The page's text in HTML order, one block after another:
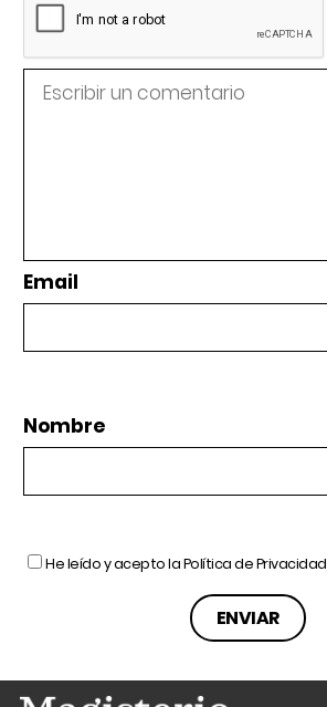
Email
Nombre
He leído y acepto laPolítica de Privacidad